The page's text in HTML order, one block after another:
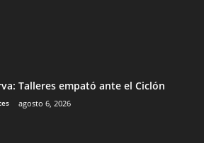
Talleres empató ante el Ciclón
agosto 6, 2026